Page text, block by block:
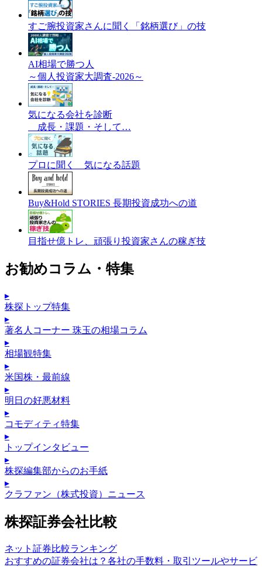
すご腕投資家さんに聞く「銘柄選び」の技
AI相場で勝つ人
～個人投資家大調査-2026～
気になる会社を診断
成長・課題・そして…
プロに聞く 気になる話題
Buy&Hold STORIES 長期投資成功への道
目指せ億トレ、頑張り投資家さんの稼ぎ技
お勧めコラム・特集
▸
株探トップ特集
▸
著名人コーナー 珠玉の相場コラム
▸
相場観特集
▸
米国株・最前線
▸
明日の好悪材料
▸
コモディティ特集
▸
トップインタビュー
▸
株探編集部からのお手紙
▸
クラファン（株式投資）ニュース
株探証券会社比較
ネット証券比較ランキング
おすすめの証券会社は？各社の手数料・取引ツールやサービ